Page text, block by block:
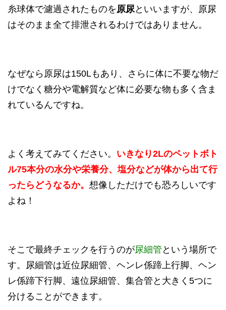
糸球体で濾過されたものを 原尿といいますが、原尿
はそのまま全て排泄されるわけではありません。
なぜなら原尿は150Lもあり、さらに体に不要な物だ
けでなく糖分や電解質など体に必要な物も多く含ま
れているんですね。
よく考えてみてください。 いきなり2Lのペットボト
ル75本分の水分や栄養分、塩分などが体から出て行
ったらどうなるか。 想像しただけでも恐ろしいです
よね！
そこで最終チェックを行うのが尿細管 という場所で
す。尿細管は近位尿細管、ヘンレ係蹄上行脚、ヘン
レ係蹄下行脚、遠位尿細管、集合管と大きく5つに
分けることができます。